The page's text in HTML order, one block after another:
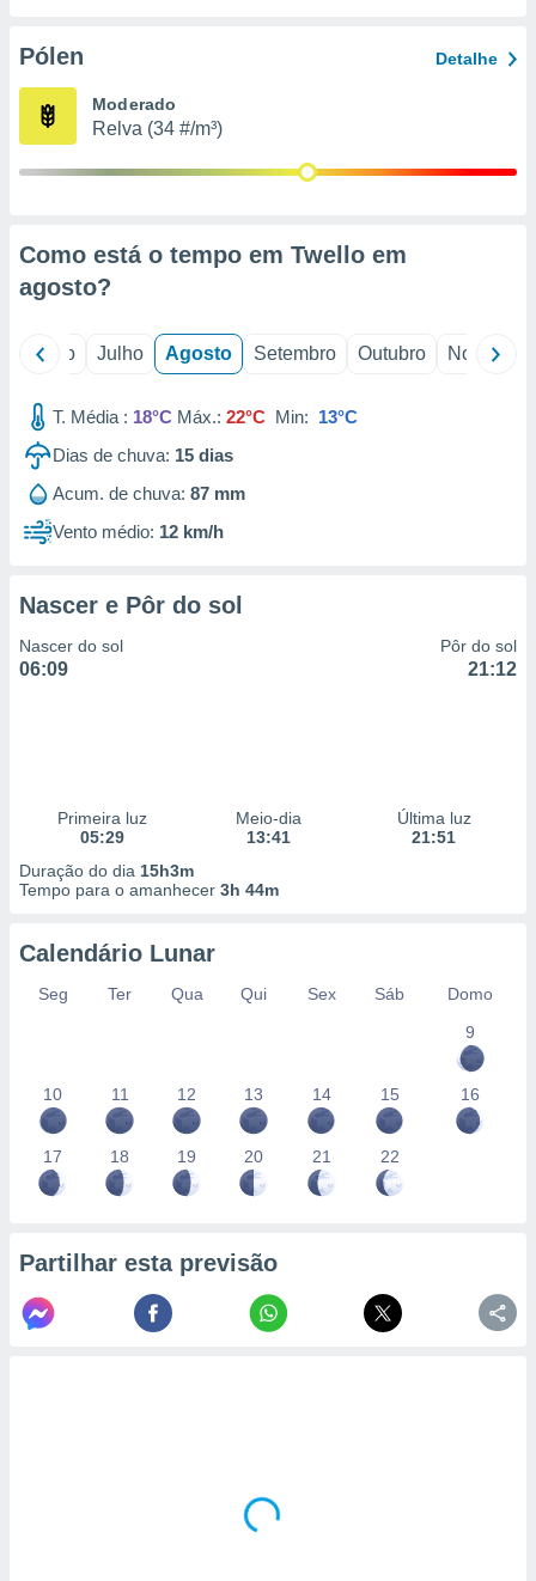
através
estudos
e
Pólen Detalhe
Moderado
Relva (34 #/m³)
Como está o tempo em Twello em
agosto?
Junho Julho Agosto Setembro Outubro Novembro
T. Média : 18°C Máx.: 22°C Min: 13°C
Dias de chuva: 15 dias
Acum. de chuva: 87 mm
Vento médio: 12 km/h
Nascer e Pôr do sol
Nascer do sol
06:09
Pôr do sol
21:12
Primeira luz
05:29
Meio-dia
13:41
Última luz
21:51
Duração do dia 15h3m
Tempo para o amanhecer 3h 44m
Calendário Lunar
Seg Ter Qua Qui Sex Sáb
Domo
9
10 11 12 13 14 15 16
17 18 19 20 21 22
Partilhar esta previsão